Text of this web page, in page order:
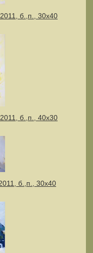
б.,п., 30х40
б.,п., 40х30
б.,п., 30х40